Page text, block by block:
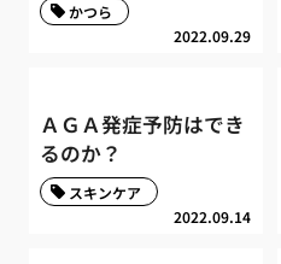
2022.09.29
かつら
ＡＧＡ発症予防はでき
るのか？
2022.09.14
スキンケア